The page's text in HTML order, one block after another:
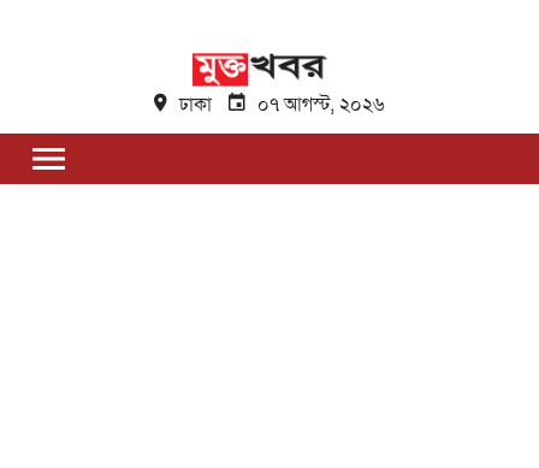
ঢাকা ০৭ আগস্ট, ২০২৬